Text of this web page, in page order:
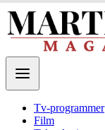
Tv-programmer
Film